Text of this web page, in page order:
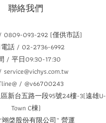
聯絡我們
0809-093-292 (僅供市話)
話 / 02-2736-6992
/ 平日09:30-17:30
/ @v66700243
新台五路一段95號24樓-3(遠雄U-
Town C棟)
翊棨股份有限公司” 營運